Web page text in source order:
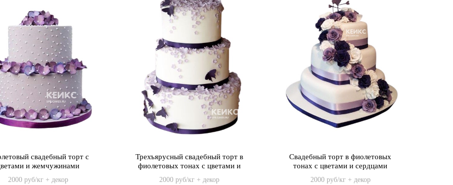
свадебный торт с
и жемчужинами
2000 руб/кг + декор
Трехъярусный свадебный торт в
фиолетовых тонах с цветами и
2000 руб/кг + декор
Свадебный торт в фиолетовых
тонах с цветами и сердцами
2000 руб/кг + декор